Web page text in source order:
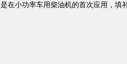
是在小功率车用柴油机的首次应用，填